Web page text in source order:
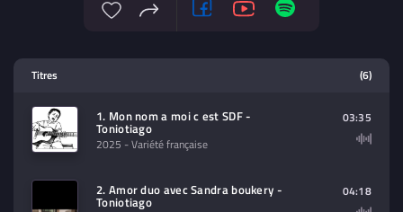
contenu à lire (audio/video)
Titres (6)
1. Mon nom a moi c est SDF -
Toniotiago
2025 - Variété française
03:35
2. Amor duo avec Sandra boukery -
Toniotiago
04:18